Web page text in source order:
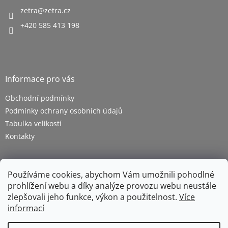
Používáme cookies, abychom Vám umožnili pohodlné
prohlížení webu a díky analýze provozu webu neustále
zlepšovali jeho funkce, výkon a použitelnost. Více
informací
zetra@zetra.cz
+420 585 413 198
Informace pro vás
Obchodní podmínky
Podmínky ochrany osobních údajů
Tabulka velikostí
Kontakty